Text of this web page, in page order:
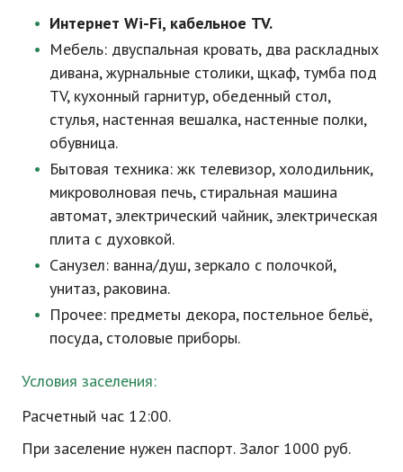
Интернет Wi-Fi, кабельное TV.
Мебель: двуспальная кровать, два раскладных
дивана, журнальные столики, щкаф, тумба под
TV, кухонный гарнитур, обеденный стол,
стулья, настенная вешалка, настенные полки,
обувница.
Бытовая техника: жк телевизор, холодильник,
микроволновая печь, стиральная машина
автомат, электрический чайник, электрическая
плита с духовкой.
Санузел: ванна/душ, зеркало с полочкой,
унитаз, раковина.
Прочее: предметы декора, постельное бельё,
посуда, столовые приборы.
Условия заселения:
Расчетный час 12:00.
При заселение нужен паспорт. Залог 1000 руб.